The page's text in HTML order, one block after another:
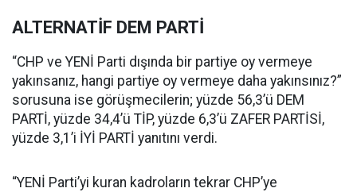
ALTERNATİF DEM PARTİ
“CHP ve YENİ Parti dışında bir partiye oy vermeye
yakınsanız, hangi partiye oy vermeye daha yakınsınız?”
sorusuna ise görüşmecilerin; yüzde 56,3’ü DEM
PARTİ, yüzde 34,4’ü TİP, yüzde 6,3’ü ZAFER PARTİSİ,
yüzde 3,1’i İYİ PARTİ yanıtını verdi.
“YENİ Parti’yi kuran kadroların tekrar CHP’ye